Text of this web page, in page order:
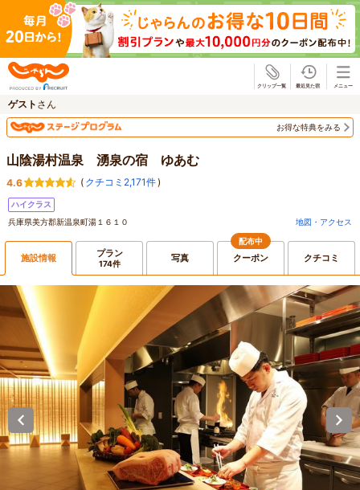
ゲスト さん
お得な特典をみる
山陰湯村温泉 湧泉の宿 ゆあむ
4.6 ( クチコミ2,171件)
ハイクラス
兵庫県美方郡新温泉町湯１６１０
地図・アクセス
施設情報 プラン
174件 写真
配布中
クーポン クチコミ